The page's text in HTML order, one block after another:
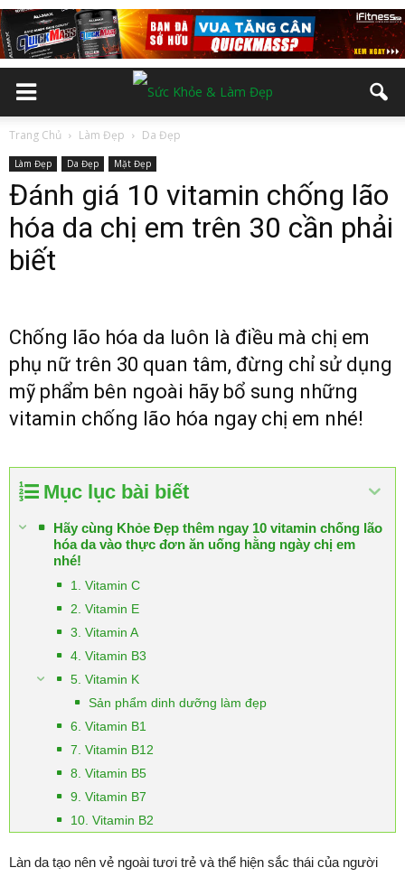
Trang Chủ Làm Đẹp Da Đẹp
Làm Đẹp Da Đẹp Mặt Đẹp
Đánh giá 10 vitamin chống lão
hóa da chị em trên 30 cần phải
biết
Chống lão hóa da luôn là điều mà chị em
phụ nữ trên 30 quan tâm, đừng chỉ sử dụng
mỹ phẩm bên ngoài hãy bổ sung những
vitamin chống lão hóa ngay chị em nhé!
Mục lục bài biết
Hãy cùng Khỏe Đẹp thêm ngay 10 vitamin chống lão
hóa da vào thực đơn ăn uống hằng ngày chị em
nhé!
1. Vitamin C
2. Vitamin E
3. Vitamin A
4. Vitamin B3
5. Vitamin K
Sản phẩm dinh dưỡng làm đẹp
6. Vitamin B1
7. Vitamin B12
8. Vitamin B5
9. Vitamin B7
10. Vitamin B2
Làn da tạo nên vẻ ngoài tươi trẻ và thể hiện sắc thái của người